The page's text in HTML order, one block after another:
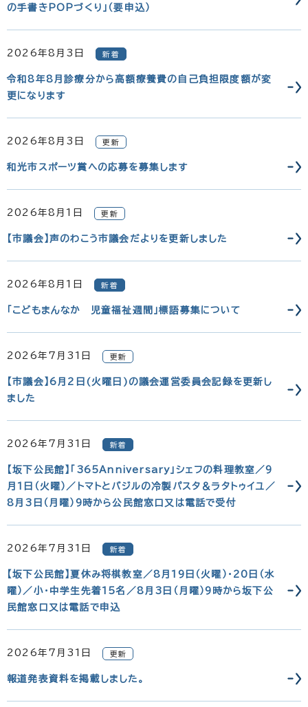
の手書きPOPづくり」（要申込）
2026年8月3日 新着
令和8年8月診療分から高額療養費の自己負担限度額が変
更になります
2026年8月3日 更新
和光市スポーツ賞への応募を募集します
2026年8月1日 更新
【市議会】声のわこう市議会だよりを更新しました
2026年8月1日 新着
「こどもまんなか 児童福祉週間」標語募集について
2026年7月31日 更新
【市議会】6月2日(火曜日)の議会運営委員会記録を更新し
ました
2026年7月31日 新着
【坂下公民館】「365Anniversary」シェフの料理教室／9
月1日（火曜）／トマトとバジルの冷製パスタ＆ラタトゥイユ／
8月3日（月曜）9時から公民館窓口又は電話で受付
2026年7月31日 新着
【坂下公民館】夏休み将棋教室／8月19日（火曜）・20日（水
曜）／小・中学生先着15名／8月3日（月曜）9時から坂下公
民館窓口又は電話で申込
2026年7月31日 更新
報道発表資料を掲載しました。